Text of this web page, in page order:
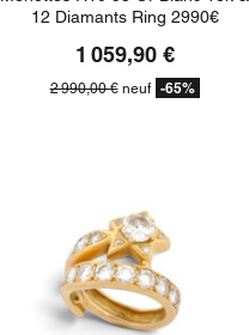
12 Diamants Ring 2990€
1 059,90 €
2 990,00 €neuf -65%